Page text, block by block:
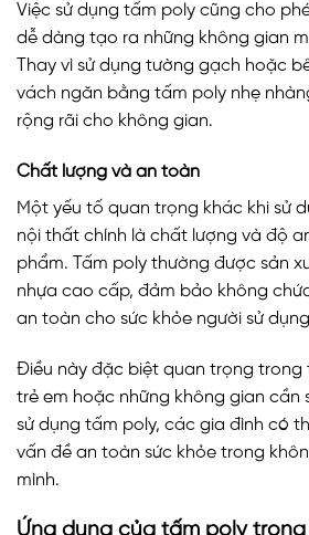
Việc sử dụng tấm poly cũng cho
dễ dàng tạo ra những không gian
Thay vì sử dụng tường gạch hoặc
vách ngăn bằng tấm poly nhẹ
rộng rãi cho không gian.
Chất lượng và an toàn
Một yếu tố quan trọng khác khi sử
nội thất chính là chất lượng và độ
phẩm. Tấm poly thường được sản
nhựa cao cấp, đảm bảo không
an toàn cho sức khỏe người sử
Điều này đặc biệt quan trọng trong
trẻ em hoặc những không gian cần
sử dụng tấm poly, các gia đình có
vấn đề an toàn sức khỏe trong
mình.
Ứng dụng của tấm poly